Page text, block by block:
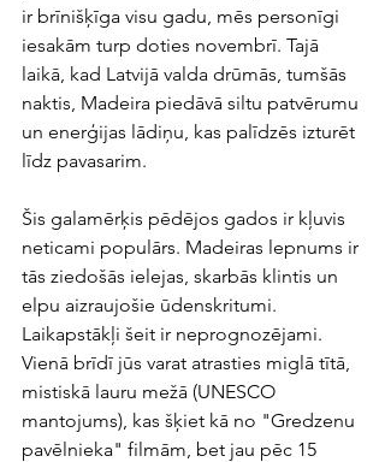
ir brīnišķīga visu gadu, mēs personīgi
iesakām turp doties novembrī. Tajā
laikā, kad Latvijā valda drūmās, tumšās
naktis, Madeira piedāvā siltu patvērumu
un enerģijas lādiņu, kas palīdzēs izturēt
līdz pavasarim.
Šis galamērķis pēdējos gados ir kļuvis
neticami populārs. Madeiras lepnums ir
tās ziedošās ielejas, skarbās klintis un
elpu aizraujošie ūdenskritumi.
Laikapstākļi šeit ir neprognozējami.
Vienā brīdī jūs varat atrasties miglā tītā,
mistiskā lauru mežā (UNESCO
mantojums), kas šķiet kā no "Gredzenu
pavēlnieka" filmām, bet jau pēc 15